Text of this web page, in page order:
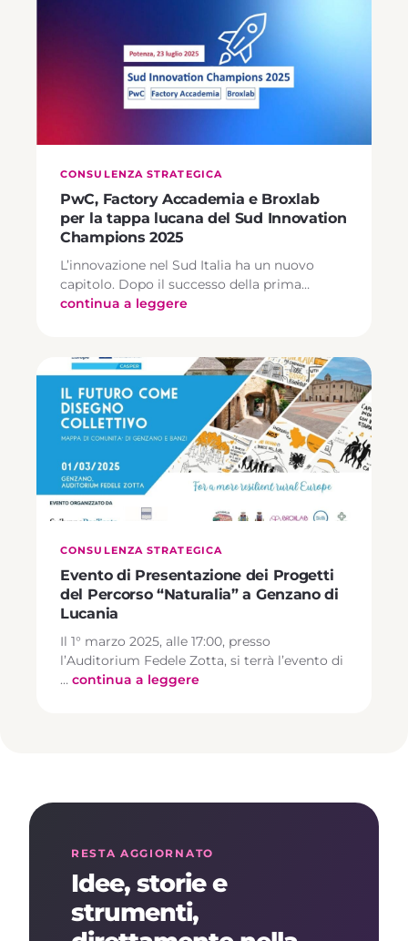
CONSULENZA STRATEGICA
PwC, Factory Accademia e Broxlab
per la tappa lucana del Sud Innovation
Champions 2025
L’innovazione nel Sud Italia ha un nuovo
capitolo. Dopo il successo della prima…
continua a leggere
CONSULENZA STRATEGICA
Evento di Presentazione dei Progetti
del Percorso “Naturalia” a Genzano di
Lucania
Il 1° marzo 2025, alle 17:00, presso
l’Auditorium Fedele Zotta, si terrà l’evento di
… continua a leggere
RESTA AGGIORNATO
Idee, storie e
strumenti,